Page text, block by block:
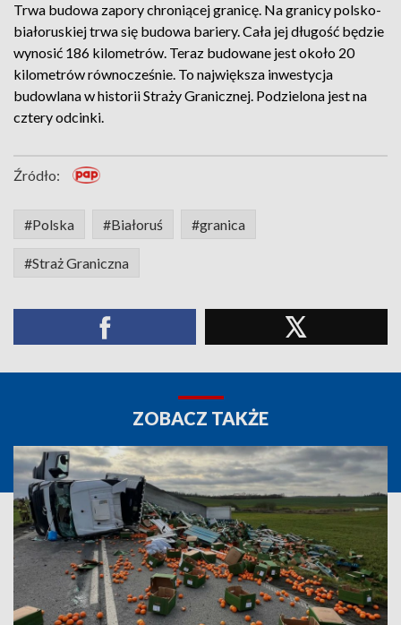
Trwa budowa zapory chroniącej granicę. Na granicy polsko-
białoruskiej trwa się budowa bariery. Cała jej długość będzie
wynosić 186 kilometrów. Teraz budowane jest około 20
kilometrów równocześnie. To największa inwestycja
budowlana w historii Straży Granicznej. Podzielona jest na
cztery odcinki.
Źródło:
#Polska #Białoruś #granica
#Straż Graniczna
ZOBACZ TAKŻE